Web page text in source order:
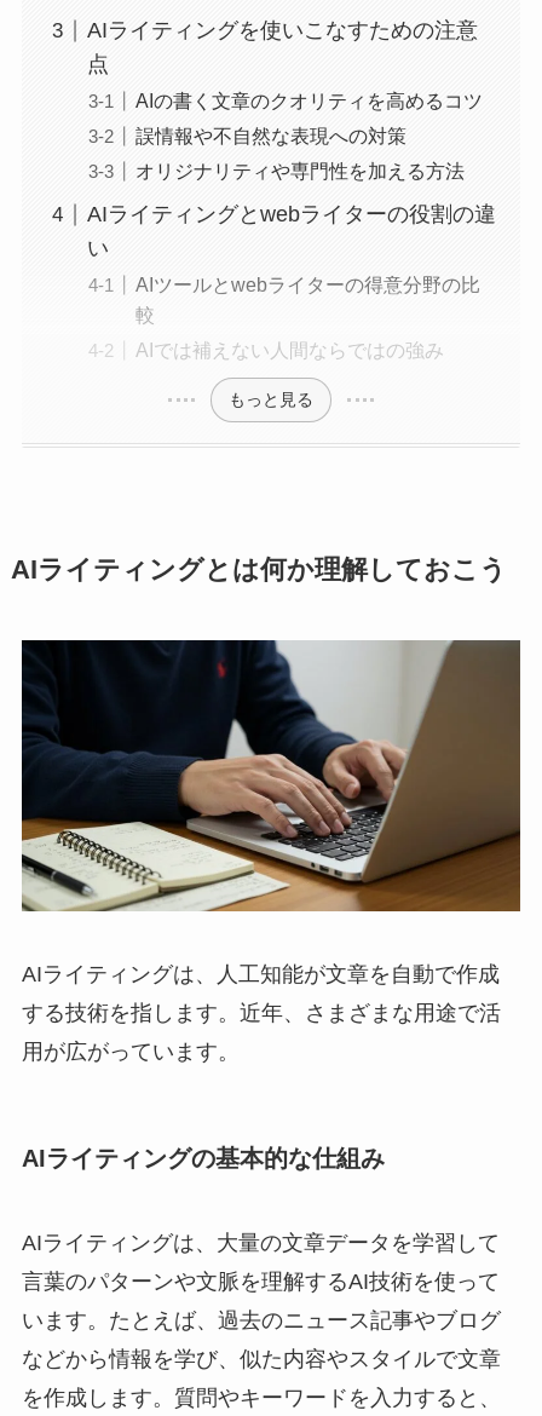
AIライティングを使いこなすための注意
点
AIの書く文章のクオリティを高めるコツ
誤情報や不自然な表現への対策
オリジナリティや専門性を加える方法
AIライティングとwebライターの役割の違
い
AIツールとwebライターの得意分野の比
較
AIでは補えない人間ならではの強み
もっと見る
AIライティングとは何か理解しておこう
AIライティングは、人工知能が文章を自動で作成
する技術を指します。近年、さまざまな用途で活
用が広がっています。
AIライティングの基本的な仕組み
AIライティングは、大量の文章データを学習して
言葉のパターンや文脈を理解するAI技術を使って
います。たとえば、過去のニュース記事やブログ
などから情報を学び、似た内容やスタイルで文章
を作成します。質問やキーワードを入力すると、